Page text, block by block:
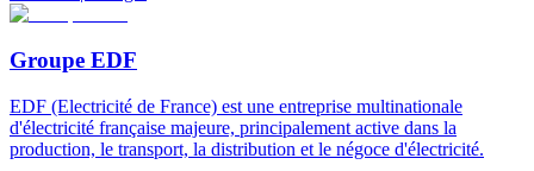
Groupe EDF
EDF (Electricité de France) est une entreprise multinationale
d'électricité française majeure, principalement active dans la
production, le transport, la distribution et le négoce d'électricité.